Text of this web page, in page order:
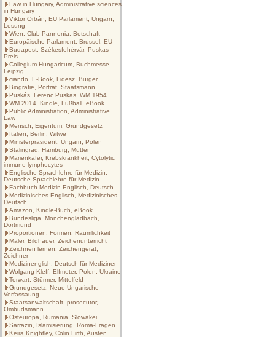
Law in Hungary, Administrative sciences
in Hungary
Viktor Orbán, EU Parlament, Ungarn,
Lesung
Wien, Club Pannonia, Botschaft
Europäische Parlament, Brussel, EU
Budapest, Székesfehérvár, Puskas-
Preis
Collegium Hungaricum, Buchmesse
Leipzig
ciando, E-Book, Fidesz, Bürger
Biografie, Porträt, Staatsmann
Puskás, Ferenc Puskas, WM 1954
WM 2014, Kindle, Fußball, eBook
Public Administration, Administrative
Law
Mensch, Eigentum, Grundgesetz
Italien, Berlin, Witwe
Ministerpräsident, Ungarn, Polen
Stalingrad, Hamburg, Mutter
Marienkäfer, Krebskrankheit, Cytolytic
immune lymphocytes
Englische Sprachlehre für Medizin,
Deutsche Sprachlehre für Medizin
Fachbuch Medizin Englisch, Deutsch
Medizinisches Englisch, Medizinisches
Deutsch
Amazon, Kindle-Buch, eBook
Bundesliga, Mönchengladbach,
Dortmund
Proportionen, Formen, Räumlichkeit
Maler, Bildhauer, Zeichenunterricht
Zeichnen lernen, Zeichengerät,
Zeichner
Medizinenglish, Deutsch für Mediziner
Wolgang Kleff, Elfmeter, Polen, Ukraine
Torwart, Stürmer, Mittelfeld
Grundgesetz, Neue Ungarische
Verfassaung
Staatsanwaltschaft, prosecutor,
Ombudsmann
Osteuropa, Rumänia, Slowakei
Sarrazin, Islamisierung, Roma-Fragen
Keira Knightley, Colin Firth, Austen